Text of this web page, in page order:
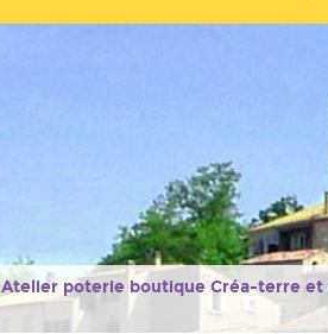
Atelier poterie boutique Créa-terre et